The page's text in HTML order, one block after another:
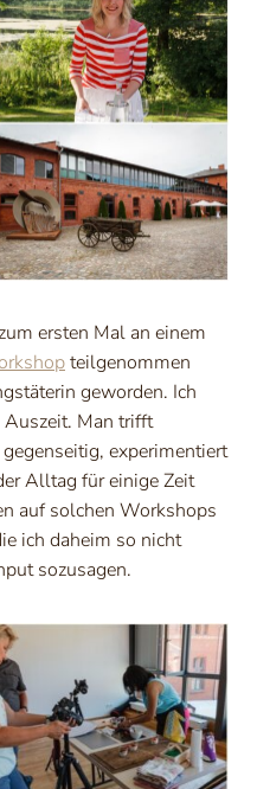
ersten Mal an einem
teilgenommen
geworden. Ich
Man trifft
experimentiert
Alltag für einige Zeit
auf solchen Workshops
ich daheim so nicht
sozusagen.